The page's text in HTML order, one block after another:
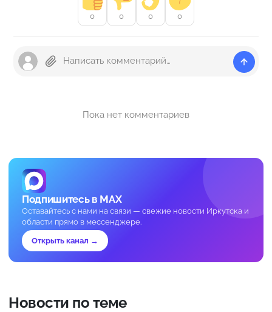
0 0 0 0
Пока нет комментариев
Подпишитесь в MAX
Оставайтесь с нами на связи — свежие новости Иркутска и
области прямо в мессенджере.
Открыть канал →
Новости по теме